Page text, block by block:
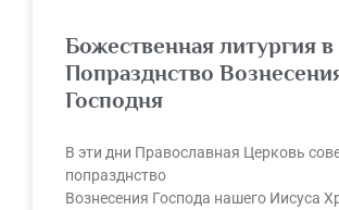
Божественная литургия в
Попразднство
Господня
В эти дни Православная Церковь
попразднство
Вознесения Господа нашего Иисуса